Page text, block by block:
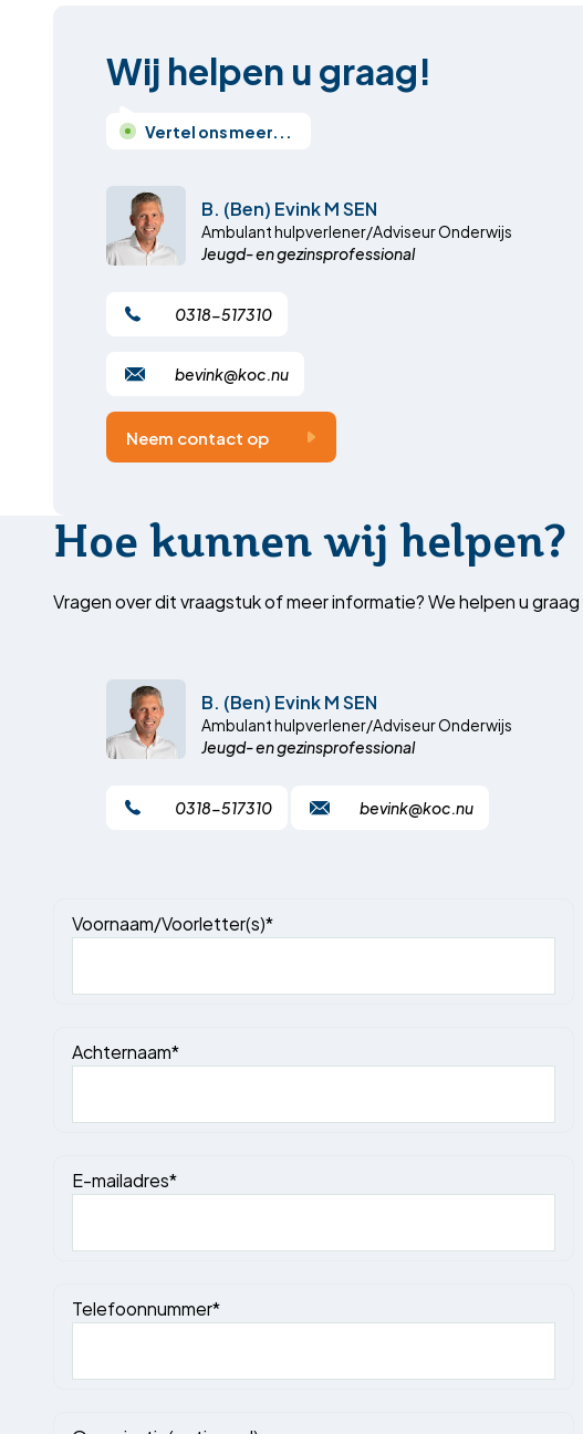
Wij helpen u graag!
Vertel ons meer...
B. (Ben) Evink M SEN
Ambulant hulpverlener/Adviseur Onderwijs
Jeugd- en gezinsprofessional
0318-517310
bevink@koc.nu
Neem contact op
Hoe kunnen wij
Vragen over dit vraagstuk of meer informatie? We helpen u
B. (Ben) Evink M SEN
Ambulant hulpverlener/Adviseur Onderwijs
Jeugd- en gezinsprofessional
0318-517310 bevink@koc.nu
Voornaam/Voorletter(s)*
Achternaam*
E-mailadres*
Telefoonnummer*